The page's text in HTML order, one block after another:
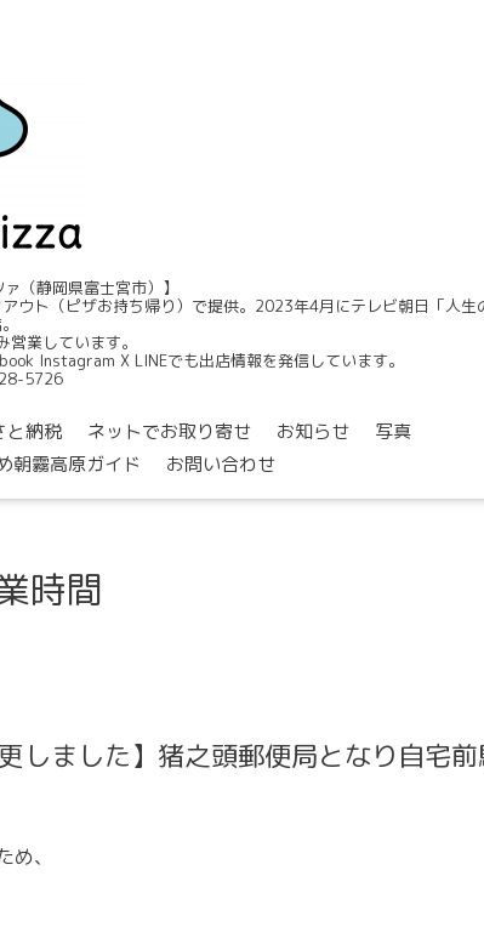
（静岡県富士宮市）】
ウト（ピザお持ち帰り）で提供。2023年4月にテレビ朝日「人生
業しています。
Instagram X LINEでも出店情報を発信しています。
5726
と納税 ネットでお取り寄せ お知らせ
写真
朝霧高原ガイド お問い合わせ
時間
しました】猪之頭郵便局となり自宅
、